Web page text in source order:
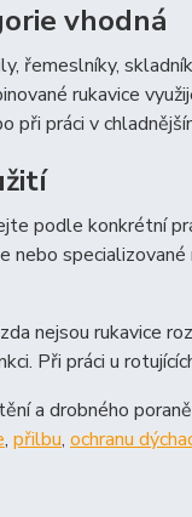
vhodná
řemeslníky,
rukavice
při práci v
podle konkrétní
specializované
nejsou rukavice
Při práci u
a drobného
, přilbu, ochranu